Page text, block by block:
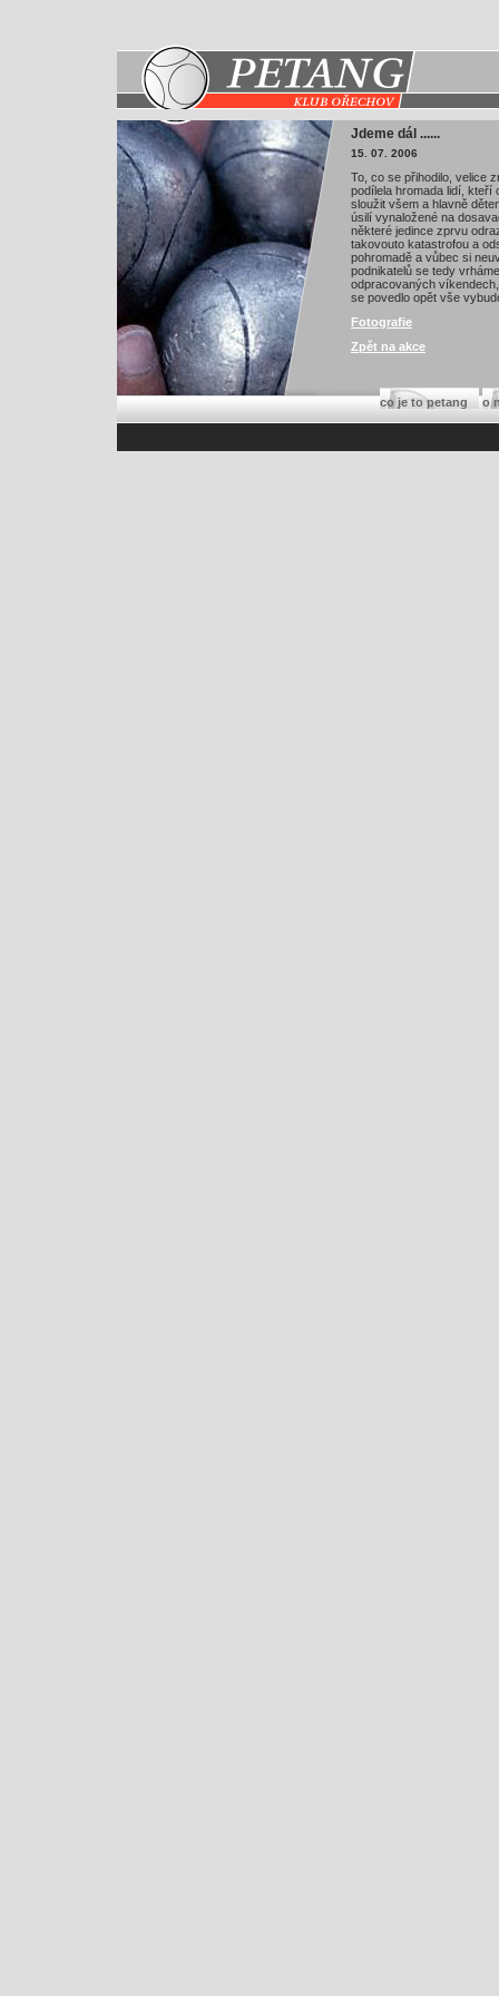
Jdeme dál ......
15. 07. 2006
To, co se přihodilo, velice
podílela hromada lidí, kteří
sloužit všem a hlavně
úsilí vynaložené na
některé jedince zprvu
takovouto katastrofou a
pohromadě a vůbec si
podnikatelů se tedy
odpracovaných
se povedlo opět vše
Fotografie
Zpět na akce
co je to petang o